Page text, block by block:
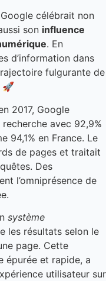
célébrait non
son influence
. En
d’information dans
fulgurante de
🚀
2017, Google
avec 92,9%
94,1% en France. Le
de pages et traitait
Des
l’omniprésence de
système
les résultats selon le
page. Cette
épurée et rapide, a
utilisateur sur